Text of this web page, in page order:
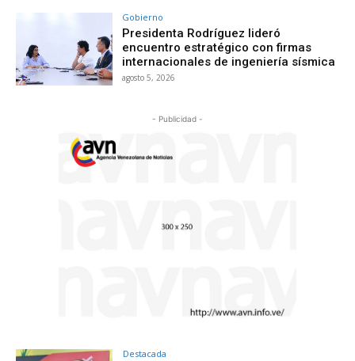
Gobierno
Presidenta Rodríguez lideró
encuentro estratégico con firmas
internacionales de ingeniería sísmica
agosto 5, 2026
- Publicidad -
Destacada